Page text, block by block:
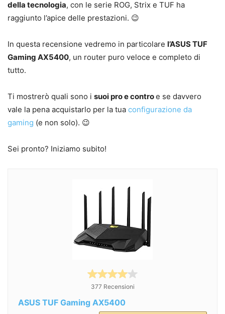
della tecnologia, con le serie ROG, Strix e TUF ha
raggiunto l’apice delle prestazioni. 😉
In questa recensione vedremo in particolare l’ASUS TUF
Gaming AX5400, un router puro veloce e completo di
tutto.
Ti mostrerò quali sono i suoi pro e controe se davvero
vale la pena acquistarlo per la tua configurazione da
gaming (e non solo). 😉
Sei pronto? Iniziamo subito!
377 Recensioni
ASUS TUF Gaming AX5400